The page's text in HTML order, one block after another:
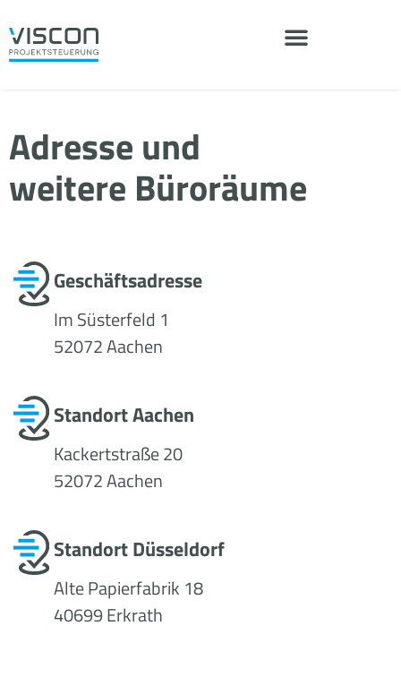
Adresse und
weitere Büroräume
Geschäftsadresse
Im Süsterfeld 1
52072 Aachen
Standort Aachen
Kackertstraße 20
52072 Aachen
Standort Düsseldorf
Alte Papierfabrik 18
40699 Erkrath